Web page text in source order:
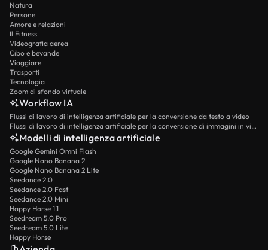
Natura
Persone
Amore e relazioni
Il Fitness
Videografia aerea
Cibo e bevande
Viaggiare
Trasporti
Tecnologia
Zoom di sfondo virtuale
Workflow IA
Flussi di lavoro di intelligenza artificiale per la conversione da testo a video
Flussi di lavoro di intelligenza artificiale per la conversione di immagini in video
Modelli di intelligenza artificiale
Google Gemini Omni Flash
Google Nano Banana 2
Google Nano Banana 2 Lite
Seedance 2.0
Seedance 2.0 Fast
Seedance 2.0 Mini
Happy Horse 1.1
Seedream 5.0 Pro
Seedream 5.0 Lite
Happy Horse